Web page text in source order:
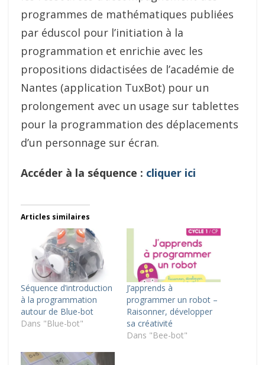
programmes de mathématiques publiées
par éduscol pour l’initiation à la
programmation et enrichie avec les
propositions didactisées de l’académie de
Nantes (application TuxBot) pour un
prolongement avec un usage sur tablettes
pour la programmation des déplacements
d’un personnage sur écran.
Accéder à la séquence : cliquer ici
Articles similaires
Séquence d’introduction
à la programmation
autour de Blue-bot
Dans "Blue-bot"
J’apprends à
programmer un robot –
Raisonner, développer
sa créativité
Dans "Bee-bot"